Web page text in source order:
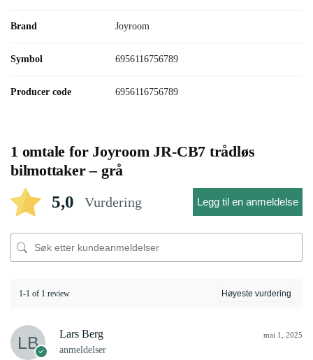
Brand Joyroom
Symbol 6956116756789
Producer code 6956116756789
1 omtale for Joyroom JR-CB7 trådløs
bilmottaker – grå
5,0 Vurdering Legg til en anmeldelse
1-1 of 1 review
Lars Berg
anmeldelser
mai 1, 2025